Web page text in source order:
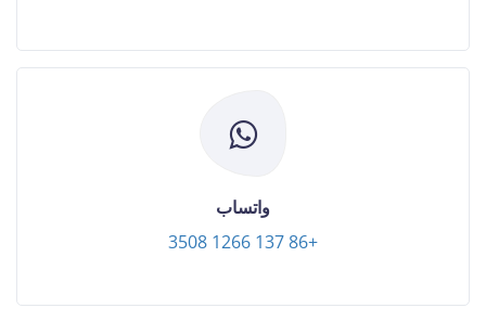
واتساب
+86 137 1266 3508